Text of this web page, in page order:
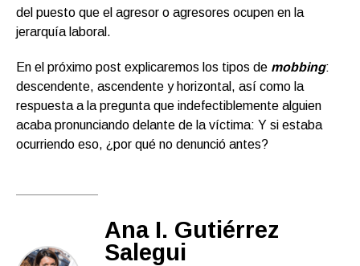
del puesto que el agresor o agresores ocupen en la
jerarquía laboral.
En el próximo post explicaremos los tipos de mobbing:
descendente, ascendente y horizontal, así como la
respuesta a la pregunta que indefectiblemente alguien
acaba pronunciando delante de la víctima: Y si estaba
ocurriendo eso, ¿por qué no denunció antes?
Ana I. Gutiérrez
Salegui